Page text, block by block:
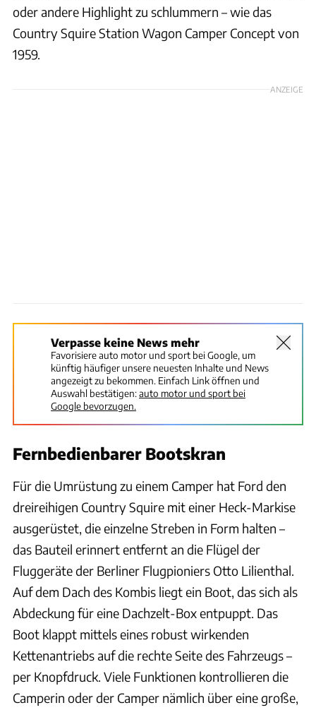
oder andere Highlight zu schlummern – wie das
Country Squire Station Wagon Camper Concept von
1959.
ANZEIGE
Verpasse keine News mehr
Favorisiere auto motor und sport bei Google, um
künftig häufiger unsere neuesten Inhalte und News
angezeigt zu bekommen. Einfach Link öffnen und
Auswahl bestätigen:auto motor und sport bei
Google bevorzugen.
Fernbedienbarer Bootskran
Für die Umrüstung zu einem Camper hat Ford den
dreireihigen Country Squire mit einer Heck-Markise
ausgerüstet, die einzelne Streben in Form halten –
das Bauteil erinnert entfernt an die Flügel der
Fluggeräte der Berliner Flugpioniers Otto Lilienthal.
Auf dem Dach des Kombis liegt ein Boot, das sich als
Abdeckung für eine Dachzelt-Box entpuppt. Das
Boot klappt mittels eines robust wirkenden
Kettenantriebs auf die rechte Seite des Fahrzeugs –
per Knopfdruck. Viele Funktionen kontrollieren die
Camperin oder der Camper nämlich über eine große,